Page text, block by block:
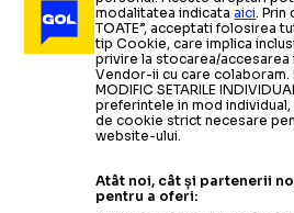
modalitatea indicataaici. Prin
TOATE”, acceptati folosirea
tip Cookie, care implica
privire la stocarea/
Vendor-ii cu care colaboram.
MODIFIC SETARILE
preferintele in mod
de cookie strict necesare
website-ului.
Atât noi, cât și partenerii
pentru a oferi: